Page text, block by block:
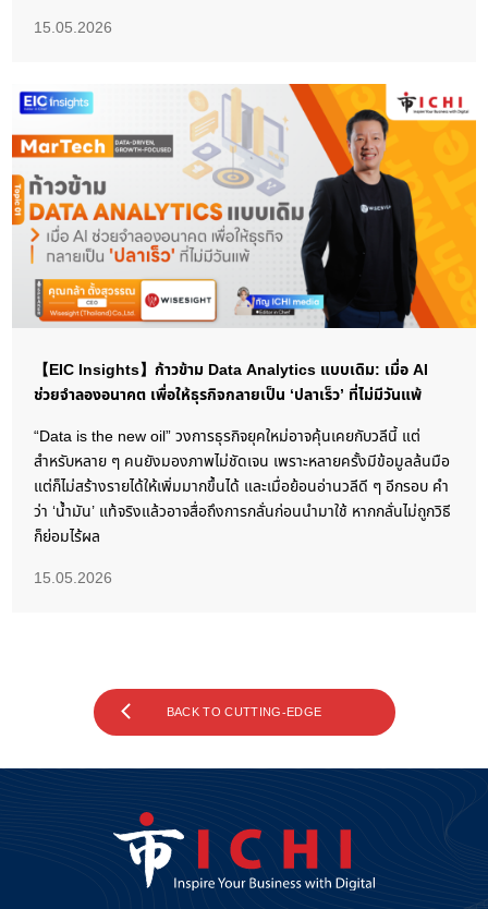
15.05.2026
【EIC Insights】ก้าวข้าม Data Analytics แบบเดิม: เมื่อ AI
ช่วยจำลองอนาคต เพื่อให้ธุรกิจกลายเป็น ‘ปลาเร็ว’ ที่ไม่มีวันแพ้
“Data is the new oil” วงการธุรกิจยุคใหม่อาจคุ้นเคยกับวลีนี้ แต่
สำหรับหลาย ๆ คนยังมองภาพไม่ชัดเจน เพราะหลายครั้งมีข้อมูลล้นมือ
แต่ก็ไม่สร้างรายได้ให้เพิ่มมากขึ้นได้ และเมื่อย้อนอ่านวลีดี ๆ อีกรอบ คำ
ว่า ‘น้ำมัน’ แท้จริงแล้วอาจสื่อถึงการกลั่นก่อนนำมาใช้ หากกลั่นไม่ถูกวิธี
ก็ย่อมไร้ผล
15.05.2026
BACK TO CUTTING-EDGE